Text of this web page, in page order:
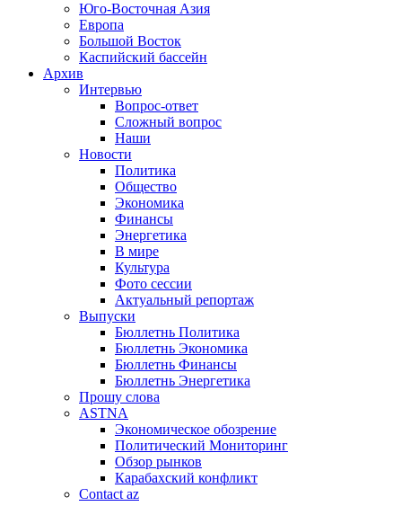
Юго-Восточная Азия
Европа
Большой Восток
Каспийский бассейн
Архив
Интервью
Вопрос-ответ
Сложный вопрос
Наши
Новости
Политика
Общество
Экономика
Финансы
Энергетика
В мире
Культура
Фото сессии
Актуальный репортаж
Выпуски
Бюллетнь Политика
Бюллетнь Экономика
Бюллетнь Финансы
Бюллетнь Энергетика
Прошу слова
ASTNA
Экономическое обозрение
Политический Мониторинг
Обзор рынков
Карабахский конфликт
Contact az